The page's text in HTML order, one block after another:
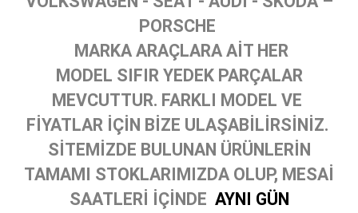
PORSCHE
MARKA ARAÇLARA AİT HER
MODEL SIFIR YEDEK PARÇALAR
MEVCUTTUR. FARKLI MODEL VE
FİYATLAR İÇİN BİZE ULAŞABİLİRSİNİZ.
SİTEMİZDE BULUNAN ÜRÜNLERİN
TAMAMI STOKLARIMIZDA OLUP, MESAİ
SAATLERİ İÇİNDE AYNI GÜN